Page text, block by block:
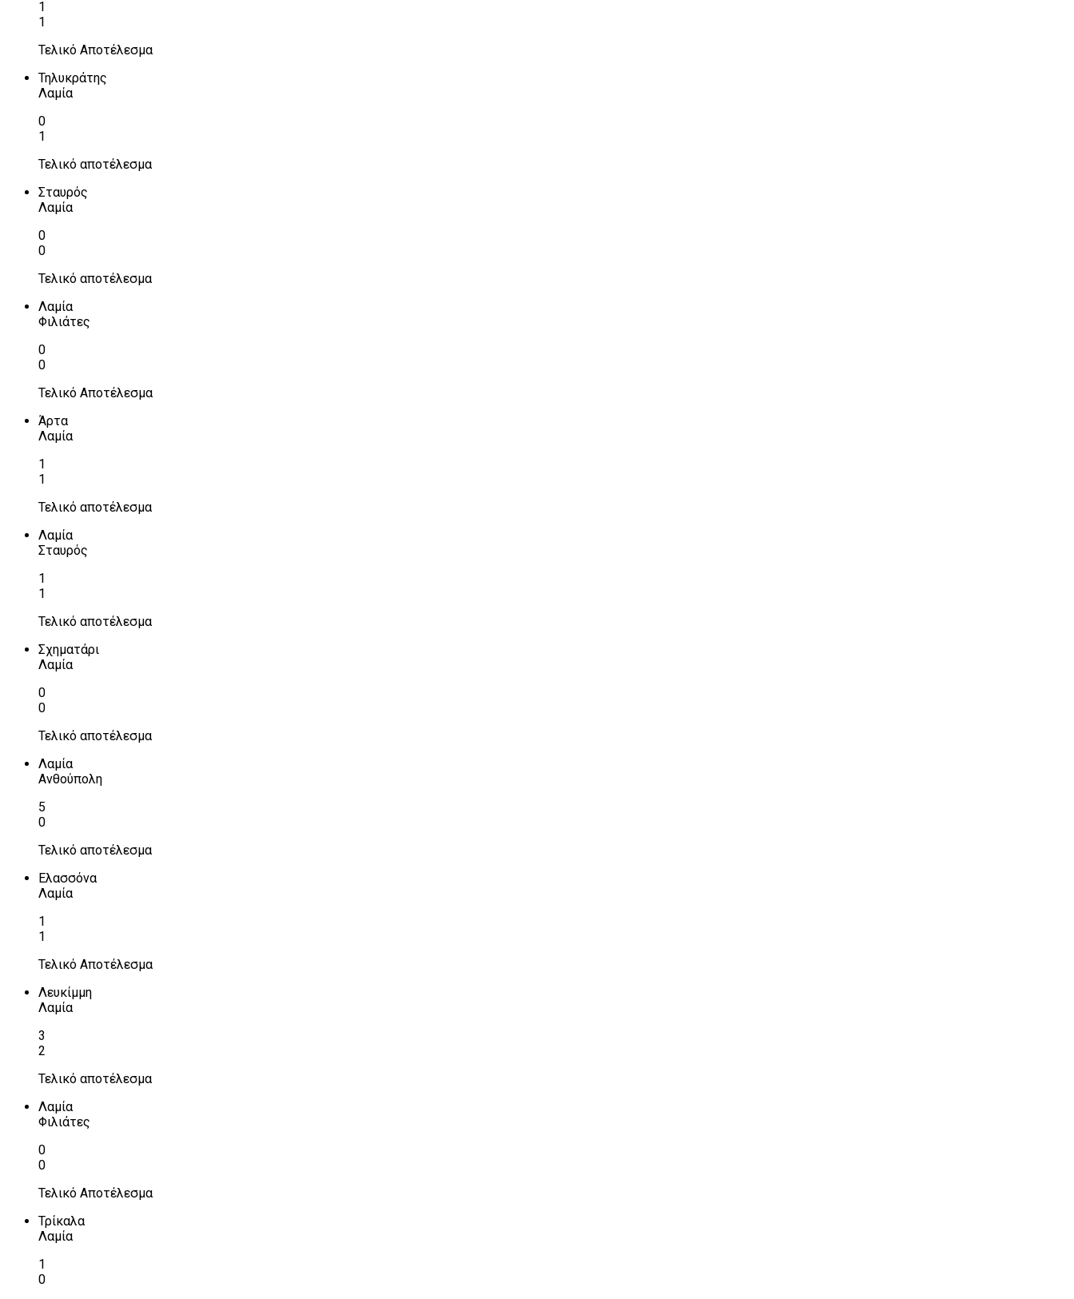
1
1
Τελικό Αποτέλεσμα
Τηλυκράτης
Λαμία
0
1
Τελικό αποτέλεσμα
Σταυρός
Λαμία
0
0
Τελικό αποτέλεσμα
Λαμία
Φιλιάτες
0
0
Τελικό Αποτέλεσμα
Άρτα
Λαμία
1
1
Τελικό αποτέλεσμα
Λαμία
Σταυρός
1
1
Τελικό αποτέλεσμα
Σχηματάρι
Λαμία
0
0
Τελικό αποτέλεσμα
Λαμία
Ανθούπολη
5
0
Τελικό αποτέλεσμα
Ελασσόνα
Λαμία
1
1
Τελικό Αποτέλεσμα
Λευκίμμη
Λαμία
3
2
Τελικό αποτέλεσμα
Λαμία
Φιλιάτες
0
0
Τελικό Αποτέλεσμα
Τρίκαλα
Λαμία
1
0